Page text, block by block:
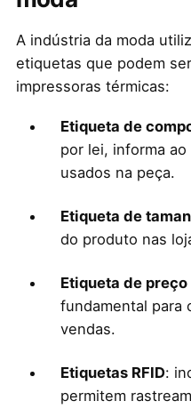
A indústria da moda
etiquetas que podem
impressoras térmicas:
Etiqueta de
por lei, informa
usados na peça.
Etiqueta de
do produto nas
Etiqueta de
fundamental para
vendas.
Etiquetas RFID:
permitem